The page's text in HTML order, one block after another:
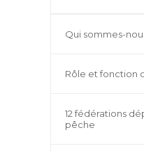
Qui sommes-
Rôle et fonction
12 fédérations
pêche